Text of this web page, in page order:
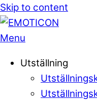
Skip to content
Menu
Utställning